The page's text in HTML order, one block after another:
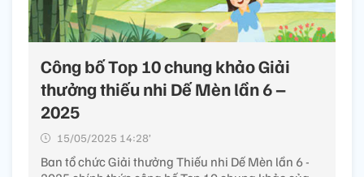
Công bố Top 10 chung khảo Giải
thưởng thiếu nhi Dế Mèn lần 6 –
2025
15/05/2025 14:28’
Ban tổ chức Giải thưởng Thiếu nhi Dế Mèn lần 6 -